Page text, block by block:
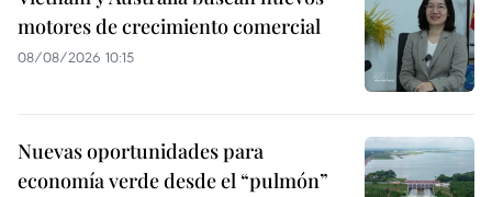
motores de crecimiento comercial
08/08/2026 10:15
Nuevas oportunidades para
economía verde desde el “pulmón”